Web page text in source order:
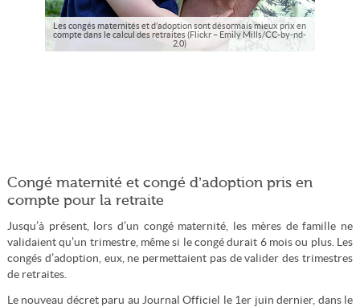
Les congés maternités et d’adoption sont désormais mieux prix en
compte dans le calcul des retraites (Flickr – Emily Mills/CC-by-nd-
2.0)
Congé maternité et congé d’adoption pris en
compte pour la retraite
Jusqu’à présent, lors d’un congé maternité, les mères de famille ne
validaient qu’un trimestre, même si le congé durait 6 mois ou plus. Les
congés d’adoption, eux, ne permettaient pas de valider des trimestres
de retraites.
Le nouveau décret paru au Journal Officiel le 1er juin dernier, dans le